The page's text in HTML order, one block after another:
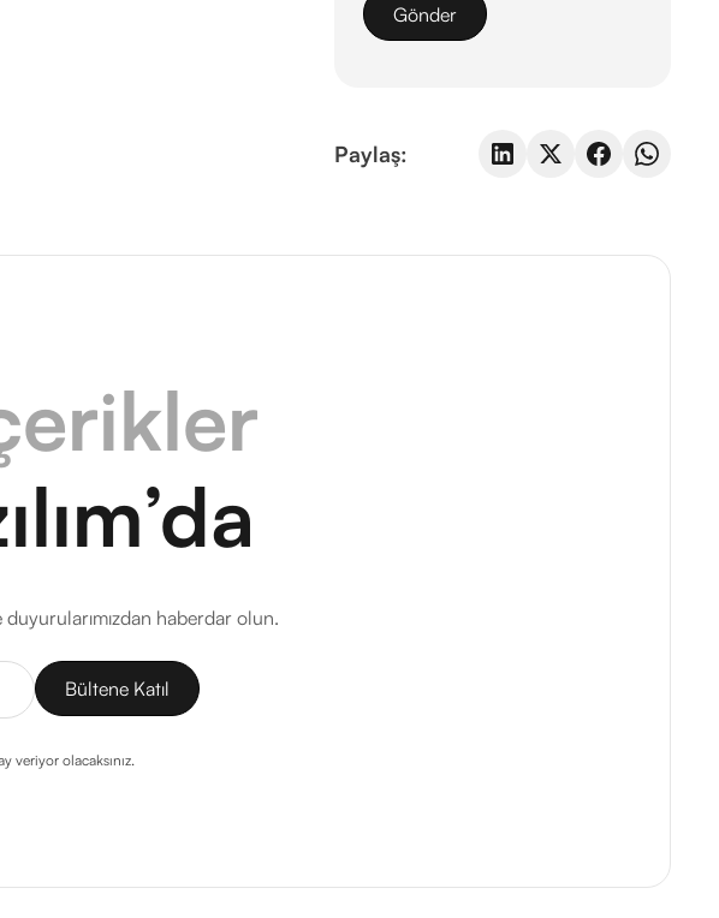
Paylaş:
haberdar olun.
veriyor olacaksınız.